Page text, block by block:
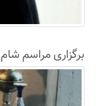
برگزاری مراسم
نژاد» در محل
جنایتکار به لامرد